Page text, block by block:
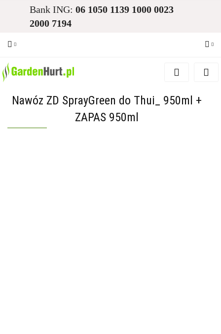
Bank ING: 06 1050 1139 1000 0023
2000 7194
Zaloguj się
Dodaj zgłoszenie
Nawóz ZD SprayGreen do Thui_ 950ml +
ZAPAS 950ml